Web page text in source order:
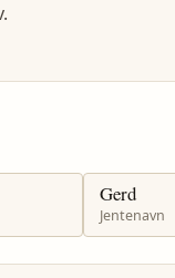
Gerd
Jentenavn